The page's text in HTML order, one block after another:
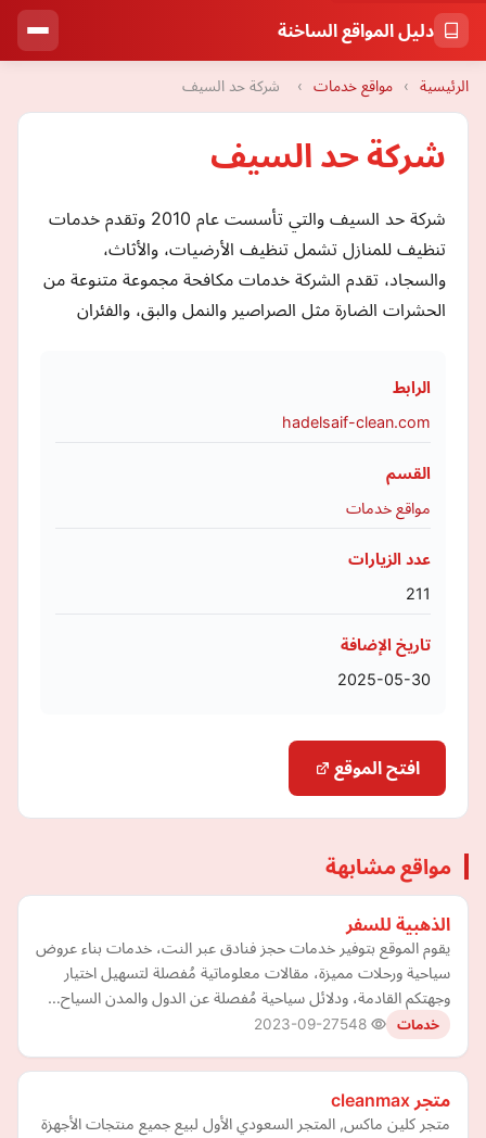
دليل المواقع الساخنة
الرئيسية › مواقع خدمات › شركة حد السيف
شركة حد السيف
شركة حد السيف والتي تأسست عام 2010 وتقدم خدمات
تنظيف للمنازل تشمل تنظيف الأرضيات، والأثاث،
والسجاد، تقدم الشركة خدمات مكافحة مجموعة متنوعة من
الحشرات الضارة مثل الصراصير والنمل والبق، والفئران
الرابط
hadelsaif-clean.com
القسم
مواقع خدمات
عدد الزيارات
211
تاريخ الإضافة
2025-05-30
افتح الموقع
مواقع مشابهة
الذهبية للسفر
يقوم الموقع بتوفير خدمات حجز فنادق عبر النت، خدمات بناء عروض
سياحية ورحلات مميزة، مقالات معلوماتية مُفصلة لتسهيل اختيار
وجهتكم القادمة، ودلائل سياحية مُفصلة عن الدول والمدن السياح…
خدمات 2023-09-27
متجر cleanmax
متجر كلين ماكس, المتجر السعودي الأول لبيع جميع منتجات الأجهزة